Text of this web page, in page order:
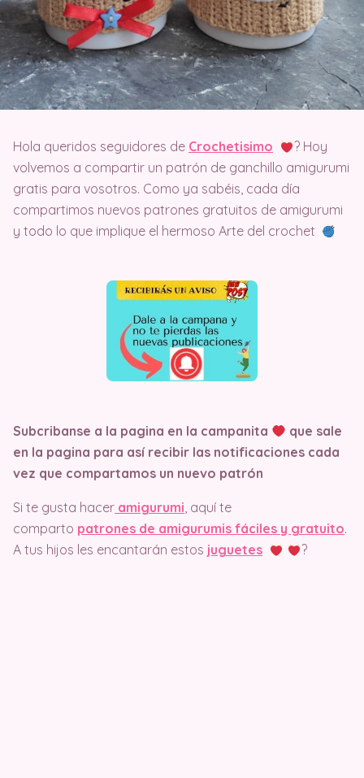
Hola queridos seguidores de Crochetisimo
? Hoy
volvemos a compartir un patrón de ganchillo amigurumi
gratis para vosotros. Como ya sabéis, cada día
compartimos nuevos patrones gratuitos de amigurumi
y todo lo que implique el hermoso Arte del crochet
Subcribanse a la pagina en la campanita
que sale
en la pagina para así recibir las notificaciones cada
vez que compartamos un nuevo patrón
Si te gusta hacer amigurumi, aquí te
comparto patrones de amigurumis fáciles y gratuito.
A tus hijos les encantarán estos juguetes ?